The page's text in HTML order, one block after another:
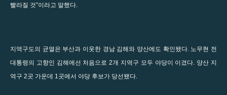
빨라질 것”이라고 말했다.
지역구도의 균열은 부산과 이웃한 경남 김해와 양산에도 확인됐다. 노무현 전
대통령의 고향인 김해에선 처음으로 2개 지역구 모두 야당이 이겼다. 양산 지
역구 2곳 가운데 1곳에서 야당 후보가 당선됐다.